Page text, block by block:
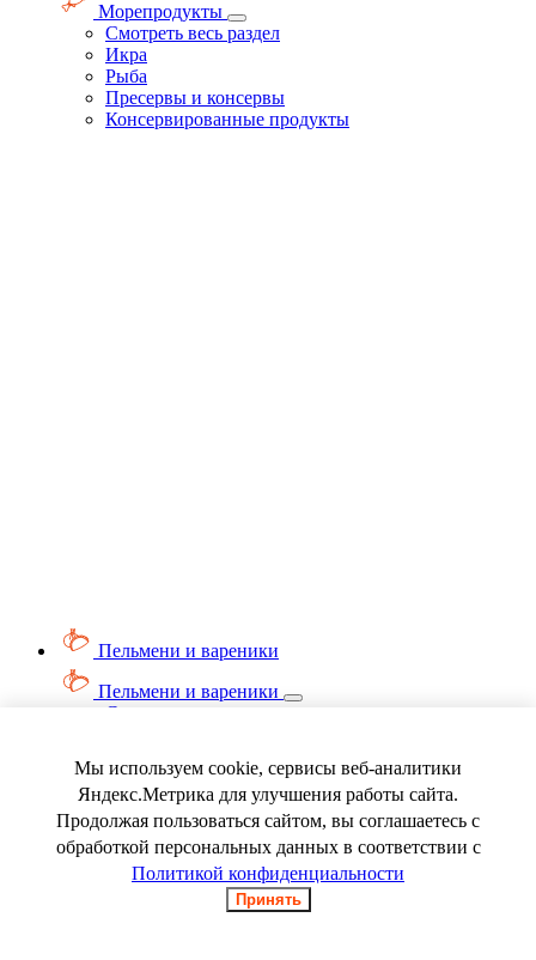
Морепродукты
Смотреть весь раздел
Икра
Рыба
Пресервы и консервы
Консервированные продукты
Пельмени и вареники
Пельмени и вареники
Смотреть весь раздел
Ягода замороженная
Мы используем cookie, сервисы веб-аналитики
Яндекс.Метрика для улучшения работы сайта.
Продолжая пользоваться сайтом, вы соглашаетесь с
обработкой персональных данных в соответствии с
Политикой конфиденциальности
Принять